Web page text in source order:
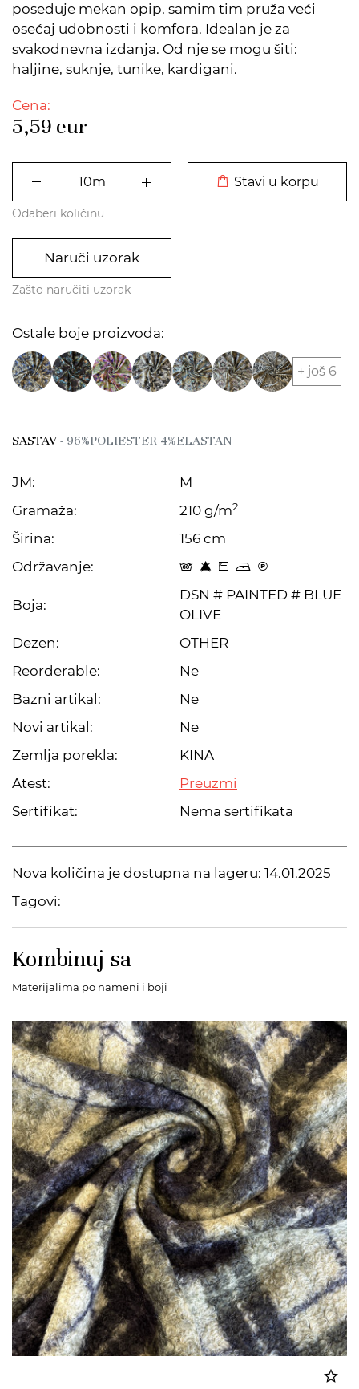
poseduje mekan opip, samim tim pruža veći
osećaj udobnosti i komfora. Idealan je za
svakodnevna izdanja. Od nje se mogu šiti:
haljine, suknje, tunike, kardigani.
Cena:
5,59 eur
Stavi u korpu
Odaberi količinu
Naruči uzorak
Zašto naručiti uzorak
Ostale boje proizvoda:
+ još 6
SASTAV- 96%POLIESTER 4%ELASTAN
JM:
M
Gramaža:
210 g/m2
Širina:
156 cm
Održavanje:
s 8 Z o C
Boja:
DSN # PAINTED # BLUE
OLIVE
Dezen:
OTHER
Reorderable:
Ne
Bazni artikal:
Ne
Novi artikal:
Ne
Zemlja porekla:
KINA
Atest:
Preuzmi
Sertifikat:
Nema sertifikata
Nova količina je dostupna na lageru: 14.01.2025
Tagovi:
Kombinuj sa
Materijalima po nameni i boji